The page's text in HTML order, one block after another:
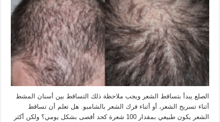
الصلع يبدأ بتساقط الشعر ويجب ملاحظة ذلك التساقط بين أسنان المشط
أثناء تسريح الشعر، أو أثناء فرك الشعر بالشامبو. هل تعلم أن تساقط
الشعر يكون طبيعي بمقدار 100 شعرة كحد أقصى بشكل يومي؟ ولكن أكثر